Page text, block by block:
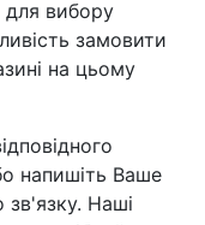
для вибору
замовити
на цьому
напишіть Ваше
зв'язку. Наші